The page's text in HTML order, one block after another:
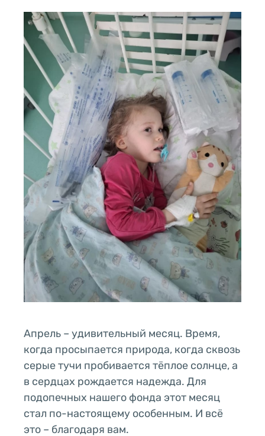
Апрель – удивительный месяц. Время,
когда просыпается природа, когда сквозь
серые тучи пробивается тёплое солнце, а
в сердцах рождается надежда. Для
подопечных нашего фонда этот месяц
стал по-настоящему особенным. И всё
это – благодаря вам.